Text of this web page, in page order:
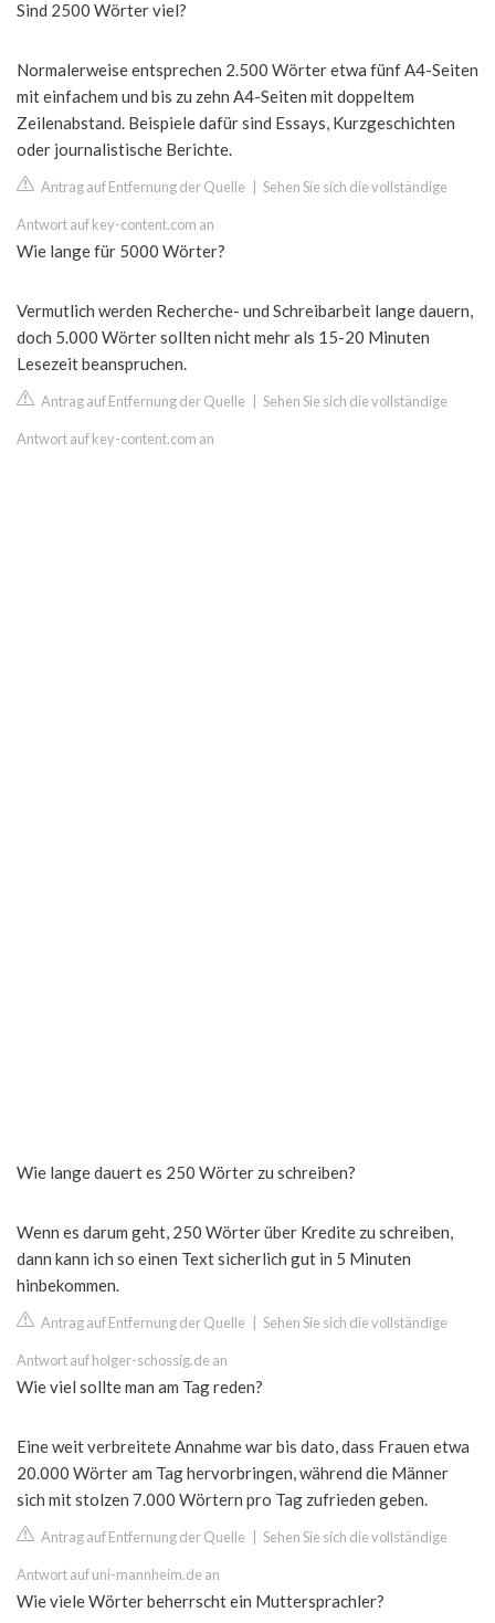
Sind 2500 Wörter viel?
Normalerweise entsprechen 2.500 Wörter etwa fünf A4-Seiten
mit einfachem und bis zu zehn A4-Seiten mit doppeltem
Zeilenabstand. Beispiele dafür sind Essays, Kurzgeschichten
oder journalistische Berichte.
Antrag auf Entfernung der Quelle Sehen Sie sich die vollständige
Antwort auf key-content.com an
Wie lange für 5000 Wörter?
Vermutlich werden Recherche- und Schreibarbeit lange dauern,
doch 5.000 Wörter sollten nicht mehr als 15-20 Minuten
Lesezeit beanspruchen.
Antrag auf Entfernung der Quelle Sehen Sie sich die vollständige
Antwort auf key-content.com an
Wie lange dauert es 250 Wörter zu schreiben?
Wenn es darum geht, 250 Wörter über Kredite zu schreiben,
dann kann ich so einen Text sicherlich gut in 5 Minuten
hinbekommen.
Antrag auf Entfernung der Quelle Sehen Sie sich die vollständige
Antwort auf holger-schossig.de an
Wie viel sollte man am Tag reden?
Eine weit verbreitete Annahme war bis dato, dass Frauen etwa
20.000 Wörter am Tag hervorbringen, während die Männer
sich mit stolzen 7.000 Wörtern pro Tag zufrieden geben.
Antrag auf Entfernung der Quelle Sehen Sie sich die vollständige
Antwort auf uni-mannheim.de an
Wie viele Wörter beherrscht ein Muttersprachler?